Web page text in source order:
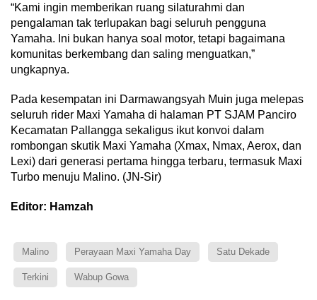
“Kami ingin memberikan ruang silaturahmi dan
pengalaman tak terlupakan bagi seluruh pengguna
Yamaha. Ini bukan hanya soal motor, tetapi bagaimana
komunitas berkembang dan saling menguatkan,”
ungkapnya.
Pada kesempatan ini Darmawangsyah Muin juga melepas
seluruh rider Maxi Yamaha di halaman PT SJAM Panciro
Kecamatan Pallangga sekaligus ikut konvoi dalam
rombongan skutik Maxi Yamaha (Xmax, Nmax, Aerox, dan
Lexi) dari generasi pertama hingga terbaru, termasuk Maxi
Turbo menuju Malino. (JN-Sir)
Editor: Hamzah
Malino Perayaan Maxi Yamaha Day Satu Dekade
Terkini Wabup Gowa